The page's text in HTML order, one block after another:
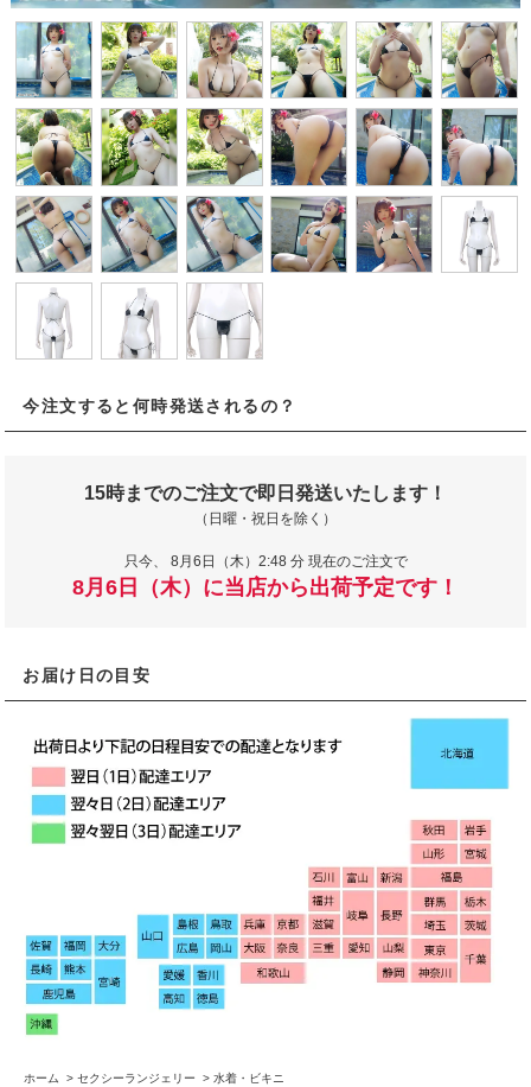
今注文すると何時発送されるの？
15時までのご注文で即日発送いたします！
（日曜・祝日を除く）
只今、 8月6日（木）2:48 分 現在のご注文で
8月6日（木）に当店から出荷予定です！
お届け日の目安
ホーム > セクシーランジェリー > 水着・ビキニ